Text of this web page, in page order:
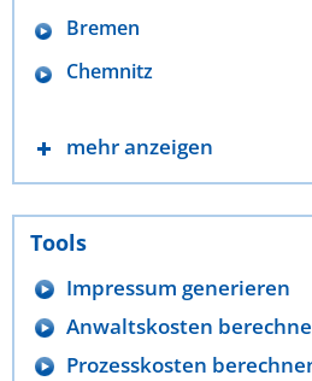
Bremen
Chemnitz
mehr anzeigen
Tools
Impressum generieren
Anwaltskosten
Prozesskosten